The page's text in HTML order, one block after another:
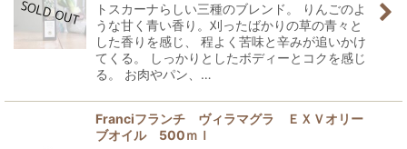
トスカーナらしい三種のブレンド。 りんごのよ
うな甘く青い香り。刈ったばかりの草の青々と
した香りを感じ、 程よく苦味と辛みが追いかけ
てくる。 しっかりとしたボディーとコクを感じ
る。 お肉やパン、…
Franciフランチ ヴィラマグラ ＥＸＶオリー
ブオイル 500ｍｌ